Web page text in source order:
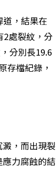
，結果在
2處裂紋，分
分別長19.6
存檔紀錄，
，而出現裂
力腐蝕的結